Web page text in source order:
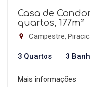
Casa de
quartos, 177m²
Campestre,
3 Quartos 3
Mais informações